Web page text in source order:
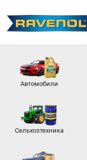
Автомобили
Сельхозтехника